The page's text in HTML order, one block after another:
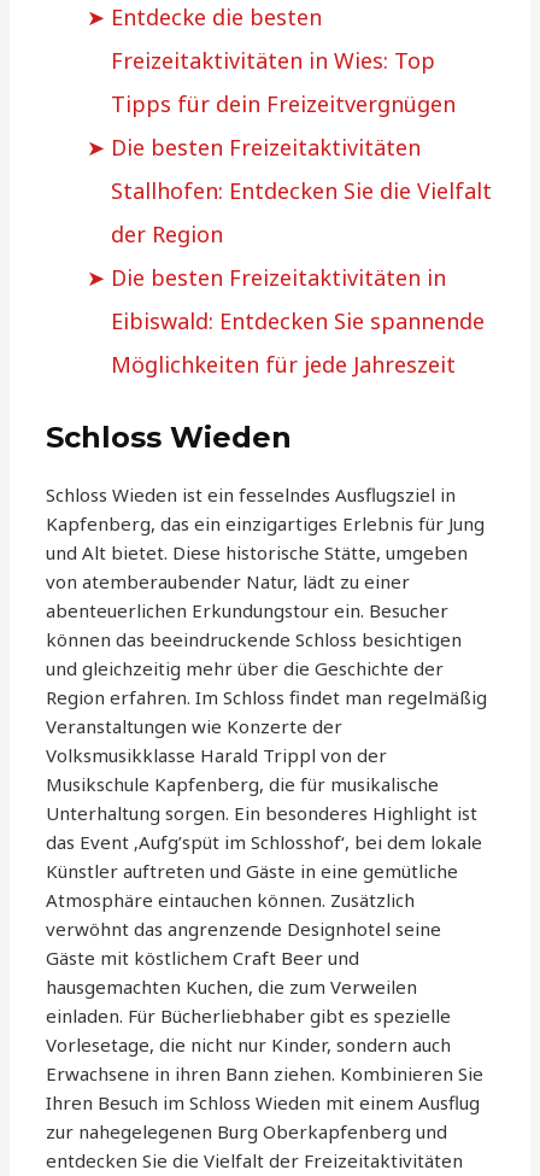
Entdecke die besten
Freizeitaktivitäten in Wies: Top
Tipps für dein Freizeitvergnügen
Die besten Freizeitaktivitäten
Stallhofen: Entdecken Sie die Vielfalt
der Region
Die besten Freizeitaktivitäten in
Eibiswald: Entdecken Sie spannende
Möglichkeiten für jede Jahreszeit
Schloss Wieden
Schloss Wieden ist ein fesselndes Ausflugsziel in
Kapfenberg, das ein einzigartiges Erlebnis für Jung
und Alt bietet. Diese historische Stätte, umgeben
von atemberaubender Natur, lädt zu einer
abenteuerlichen Erkundungstour ein. Besucher
können das beeindruckende Schloss besichtigen
und gleichzeitig mehr über die Geschichte der
Region erfahren. Im Schloss findet man regelmäßig
Veranstaltungen wie Konzerte der
Volksmusikklasse Harald Trippl von der
Musikschule Kapfenberg, die für musikalische
Unterhaltung sorgen. Ein besonderes Highlight ist
das Event ‚Aufg’spüt im Schlosshof‘, bei dem lokale
Künstler auftreten und Gäste in eine gemütliche
Atmosphäre eintauchen können. Zusätzlich
verwöhnt das angrenzende Designhotel seine
Gäste mit köstlichem Craft Beer und
hausgemachten Kuchen, die zum Verweilen
einladen. Für Bücherliebhaber gibt es spezielle
Vorlesetage, die nicht nur Kinder, sondern auch
Erwachsene in ihren Bann ziehen. Kombinieren Sie
Ihren Besuch im Schloss Wieden mit einem Ausflug
zur nahegelegenen Burg Oberkapfenberg und
entdecken Sie die Vielfalt der Freizeitaktivitäten